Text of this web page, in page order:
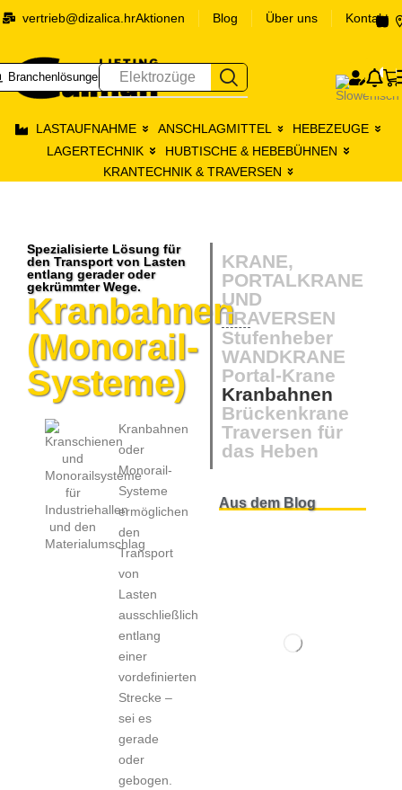
vertrieb@dizalica.hrAktionen Blog Über uns Kontakt
Branchenlösungen Elektrozüge 0
LASTAUFNAHME ANSCHLAGMITTEL
HEBEZEUGE
LAGERTECHNIK
HUBTISCHE & HEBEBÜHNEN
KRANTECHNIK & TRAVERSEN
Spezialisierte Lösung für
den Transport von Lasten
entlang gerader oder
gekrümmter Wege.
Kranbahnen
(Monorail-
Systeme)
Kranbahnen
oder
Monorail-
Systeme
ermöglichen
den
Transport
von
Lasten
ausschließlich
entlang
einer
vordefinierten
Strecke –
sei es
gerade
oder
gebogen.
KRANE,
PORTALKRANE
UND
TRAVERSEN
Stufenheber
WANDKRANE
Portal-Krane
Kranbahnen
Brückenkrane
Traversen für
das Heben
Aus dem Blog